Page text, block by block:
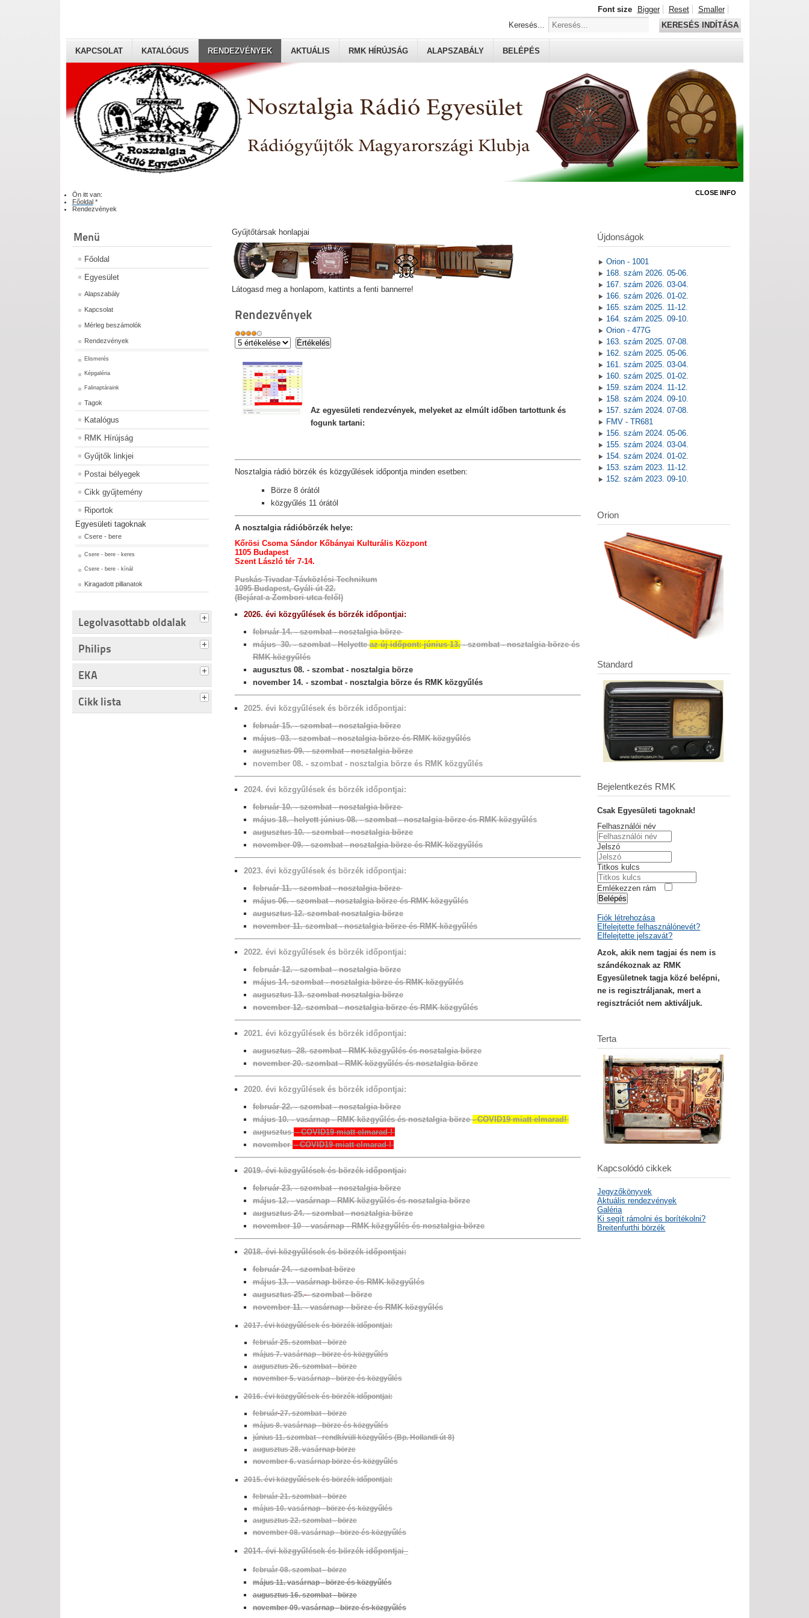
Rádiógyűjtők Magyaroszági Klubja
KAPCSOLAT KATALÓGUS RENDEZVÉNYEK AKTUÁLIS RMK HÍRÚJSÁG ALAPSZABÁLY BELÉPÉS
Font size Bigger Reset
Smaller
Keresés...
KERESÉS INDÍTÁSA
Ön itt van:
Főoldal *
Rendezvények
Menü
Főoldal
Egyesület
Alapszabály
Kapcsolat
Mérleg beszámolók
Rendezvények
Elismerés
Képgaléria
Falinaptáraink
Tagok
Katalógus
RMK Hírújság
Gyűjtők linkjei
Postai bélyegek
Cikk gyűjtemény
Riportok
Egyesületi tagoknak
Csere - bere
Csere - bere - keres
Csere - bere - kínál
Kiragadott pillanatok
Legolvasottabb oldalak
Philips
EKA
Cikk lista
Gyűjtőtársak honlapjai
Látogasd meg a honlapom, kattints a fenti bannerre!
Rendezvények
Az egyesületi rendezvények, melyeket az elmúlt időben tartottunk és
fogunk tartani:
Nosztalgia rádió börzék és közgyűlések időpontja minden esetben:
Börze 8 órától
közgyűlés 11 órától
A nosztalgia rádióbörzék helye:
Kőrösi Csoma Sándor Kőbányai Kulturális Központ
1105 Budapest
Szent László tér 7-14.
Puskás Tivadar Távközlési Technikum
1095 Budapest, Gyáli út 22.
(Bejárat a Zombori utca felől)
2026. évi közgyűlések és börzék időpontjai:
február 14. - szombat - nosztalgia börze
május 30. - szombat - Helyetteaz új időpont: június 13.- szombat - nosztalgia börze és
RMK közgyűlés
augusztus 08. - szombat - nosztalgia börze
november 14. - szombat - nosztalgia börze és RMK közgyűlés
2025. évi közgyűlések és börzék időpontjai:
február 15. - szombat - nosztalgia börze
május 03. - szombat - nosztalgia börze és RMK közgyűlés
augusztus 09. - szombat - nosztalgia börze
november 08. - szombat - nosztalgia börze és RMK közgyűlés
2024. évi közgyűlések és börzék időpontjai:
február 10. - szombat - nosztalgia börze
május 18. helyett június 08. - szombat - nosztalgia börze és RMK közgyűlés
augusztus 10. - szombat - nosztalgia börze
november 09. - szombat - nosztalgia börze és RMK közgyűlés
2023. évi közgyűlések és börzék időpontjai:
február 11. - szombat - nosztalgia börze
május 06. - szombat - nosztalgia börze és RMK közgyűlés
augusztus 12. szombat nosztalgia börze
november 11. szombat - nosztalgia börze és RMK közgyűlés
2022. évi közgyűlések és börzék időpontjai:
február 12. - szombat - nosztalgia börze
május 14. szombat - nosztalgia börze és RMK közgyűlés
augusztus 13. szombat nosztalgia börze
november 12. szombat - nosztalgia börze és RMK közgyűlés
2021. évi közgyűlések és börzék időpontjai:
augusztus 28. szombat - RMK közgyűlés és nosztalgia börze
november 20. szombat - RMK közgyűlés és nosztalgia börze
2020. évi közgyűlések és börzék időpontjai:
február 22. - szombat - nosztalgia börze
május 10. - vasárnap - RMK közgyűlés és nosztalgia börze- COVID19 miatt elmarad!
augusztus- COVID19 miatt elmarad !
november- COVID19 miatt elmarad !
2019. évi közgyűlések és börzék időpontjai:
február 23. - szombat - nosztalgia börze
május 12. - vasárnap - RMK közgyűlés és nosztalgia börze
augusztus 24. - szombat - nosztalgia börze
november 10 - vasárnap - RMK közgyűlés és nosztalgia börze
2018. évi közgyűlések és börzék időpontjai:
február 24. - szombat börze
május 13. - vasárnap börze és RMK közgyűlés
augusztus 25. - szombat - börze
november 11. - vasárnap - börze és RMK közgyűlés
2017. évi közgyűlések és börzék időpontjai:
február 25. szombat - börze
május 7. vasárnap - börze és közgyűlés
augusztus26. szombat - börze
november 5. vasárnap - börze és közgyűlés
2016. évi közgyűlések és börzék időpontjai:
február 27. szombat - börze
május 8. vasárnap- börze és közgyűlés
június 11. szombat - rendkívüli közgyűlés (Bp. Hollandi út 8)
augusztus 28. vasárnap börze
november 6. vasárnap börze és közgyűlés
2015. évi közgyűlésekés börzék időpontjai:
február21. szombat - börze
május10. vasárnap - börze és közgyűlés
augusztus 22. szombat - börze
november08. vasárnap - börze és közgyűlés
2014. évi közgyűlések és börzék időpontjai_
február 08. szombat - börze
május 11. vasárnap - börze és közgyűlés
augusztus 16. szombat - börze
november 09. vasárnap - börze és közgyűlés
CLOSE INFO
Újdonságok
Orion - 1001
168. szám 2026. 05-06.
167. szám 2026. 03-04.
166. szám 2026. 01-02.
165. szám 2025. 11-12.
164. szám 2025. 09-10.
Orion - 477G
163. szám 2025. 07-08.
162. szám 2025. 05-06.
161. szám 2025. 03-04.
160. szám 2025. 01-02.
159. szám 2024. 11-12.
158. szám 2024. 09-10.
157. szám 2024. 07-08.
FMV - TR681
156. szám 2024. 05-06.
155. szám 2024. 03-04.
154. szám 2024. 01-02.
153. szám 2023. 11-12.
152. szám 2023. 09-10.
Orion
Standard
Bejelentkezés RMK
Csak Egyesületi tagoknak!
Felhasználói név
Jelszó
Titkos kulcs
Emlékezzen rám
Belépés
Fiók létrehozása
Elfelejtette felhasználónevét?
Elfelejtette jelszavát?
Azok, akik nem tagjai és nem is
szándékoznak az RMK
Egyesületnek tagja közé belépni,
ne is regisztráljanak, mert a
regisztrációt nem aktiváljuk.
Terta
Kapcsolódó cikkek
Jegyzőkönyvek
Aktuális rendezvények
Galéria
Ki segít rámolni és borítékolni?
Breitenfurthi börzék